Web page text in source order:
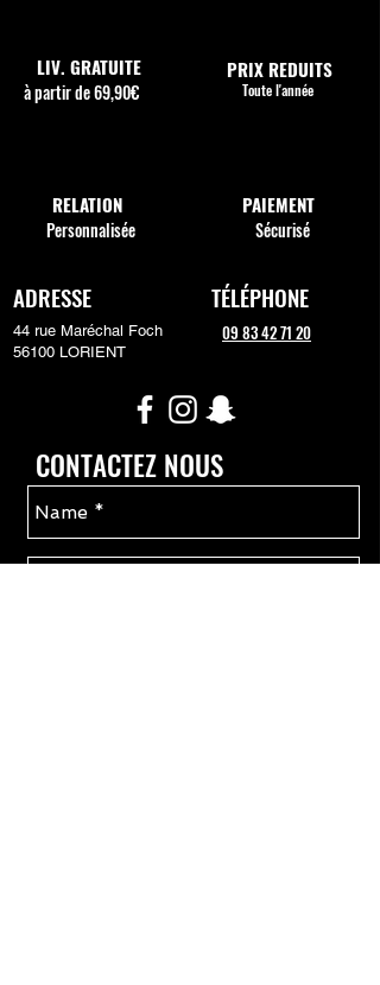
LIV. GRATUITE
à partir de 69,90€
RELATION
Personnalisée
PRIX REDUITS
Toute l'année
PAIEMENT
Sécurisé
ADRESSE
44 rue Maréchal Foch
56100 LORIENT
TÉLÉPHONE
09 83 42 71 20
CONTACTEZ NOUS